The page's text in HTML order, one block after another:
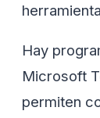
Hay
Microsoft
permiten